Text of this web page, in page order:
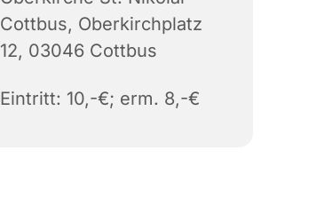
Cottbus, Oberkirchplatz
12, 03046 Cottbus
Eintritt: 10,-€; erm. 8,-€